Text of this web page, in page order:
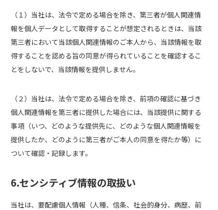
（１）当社は、法令で定める場合を除き、第三者が個人関連情
報を個人データとして取得することが想定されるときは、当該
第三者において当該個人関連情報のご本人から、当該情報を取
得することを認める旨の同意が得られていることを確認するこ
とをしないで、当該情報を提供しません。
（２）当社は、法令で定める場合を除き、前項の確認に基づき
個人関連情報を第三者に提供した場合には、当該提供に関する
事項（いつ、どのような提供先に、どのような個人関連情報を
提供したか、どのように第三者がご本人の同意を得たか等）に
ついて確認・記録します。
6.センシティブ情報の取扱い
当社は、要配慮個人情報（人種、信条、社会的身分、病歴、前